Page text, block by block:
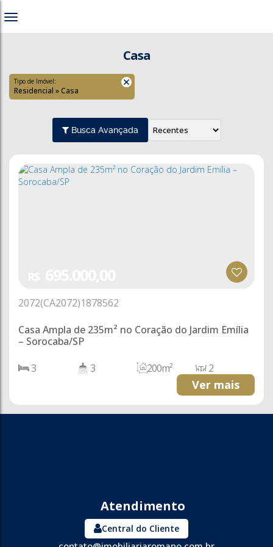
Casa
Tipo de Imóvel:
Residencial » Casa
Busca Avançada
Casa Ampla de 235m² no Coração do Jardim Emília
– Sorocaba/SP
2072(CA2072)1878562
3 3 200m²
2
170m²
Ver mais
Central do Cliente